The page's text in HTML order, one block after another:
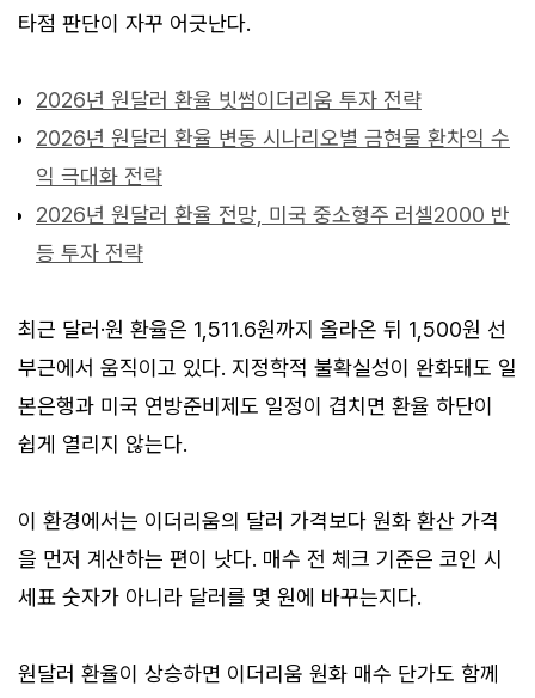
타점 판단이 자꾸 어긋난다.
2026년 원달러 환율 빗썸이더리움 투자 전략
2026년 원달러 환율 변동 시나리오별 금현물 환차익 수
익 극대화 전략
2026년 원달러 환율 전망, 미국 중소형주 러셀2000 반
등 투자 전략
최근 달러·원 환율은 1,511.6원까지 올라온 뒤 1,500원 선
부근에서 움직이고 있다. 지정학적 불확실성이 완화돼도 일
본은행과 미국 연방준비제도 일정이 겹치면 환율 하단이
쉽게 열리지 않는다.
이 환경에서는 이더리움의 달러 가격보다 원화 환산 가격
을 먼저 계산하는 편이 낫다. 매수 전 체크 기준은 코인 시
세표 숫자가 아니라 달러를 몇 원에 바꾸는지다.
원달러 환율이 상승하면 이더리움 원화 매수 단가도 함께